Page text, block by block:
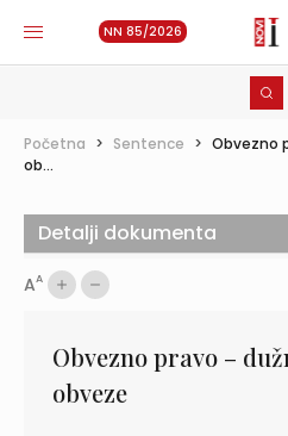
NN 85/2026
Početna > Sentence > Obvezno
ob...
AA
Obvezno pravo –
obveze
Detalji dokumenta